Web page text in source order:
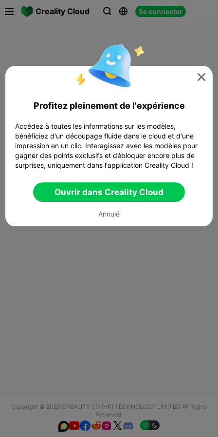
Creality Cloud   Se connecter
Copyright © 2025 CREALITY 3D (HK) TECHNOLOGY LIMITED All Rights
Reserved.
  

Profitez pleinement de l'expérience
Accédez à toutes les informations sur les modèles,
bénéficiez d'un découpage fluide dans le cloud et d'une
impression en un clic. Interagissez avec les modèles pour
gagner des points exclusifs et débloquer encore plus de
surprises, uniquement dans l'application Creality Cloud !
Ouvrir dans Creality Cloud
Annulé